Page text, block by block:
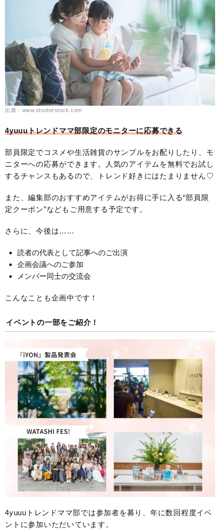
出典：www.shutterstock.com
4yuuuトレンドママ部限定のモニターに応募できる
部員限定でコスメや生活雑貨のサンプルをお配りしたり、モ
ニターへの応募ができます。人気のアイテムを無料でお試し
するチャンスもあるので、トレンド好きにはたまりません♡
また、編集部のおすすめアイテムがお得に手に入る“部員限
定クーポン”などもご用意する予定です。
さらに、今後は……
読者の代表として記事へのご出演
企画会議へのご参加
メンバー同士の交流会
こんなことも企画中です！
イベントの一部をご紹介！
4yuuuトレンドママ部では参加者を募り、年に数回程度イベ
ントに参加いただいています。